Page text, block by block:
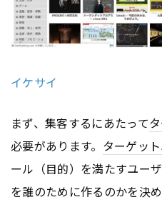
イケサイ
まず、集客するにあたって
必要があります。 ターゲッ
ール（目的）を満たすユー
を誰のために作るのかを決め